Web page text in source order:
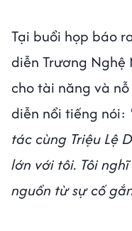
Tại buổi họp báo
diễn Trương
cho tài năng và
diễn nổi tiếng nói:
tác cùng Triệu Lệ
lớn với tôi. Tôi
nguồn từ sự cố